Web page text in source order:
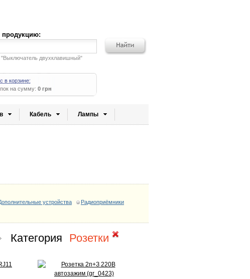
продукцию:
двухклавишный"
в корзине:
на сумму: 0 грн
Кабель Лампы
устройства
Радиоприёмники
Категория Розетки